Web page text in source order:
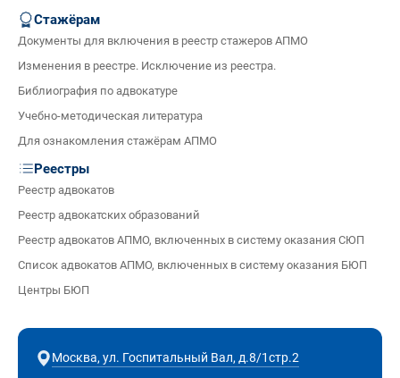
Стажёрам
Документы для включения в реестр стажеров АПМО
Изменения в реестре. Исключение из реестра.
Библиография по адвокатуре
Учебно-методическая литература
Для ознакомления стажёрам АПМО
Реестры
Реестр адвокатов
Реестр адвокатских образований
Реестр адвокатов АПМО, включенных в систему оказания СЮП
Список адвокатов АПМО, включенных в систему оказания БЮП
Центры БЮП
Москва, ул. Госпитальный Вал, д.8/1стр.2